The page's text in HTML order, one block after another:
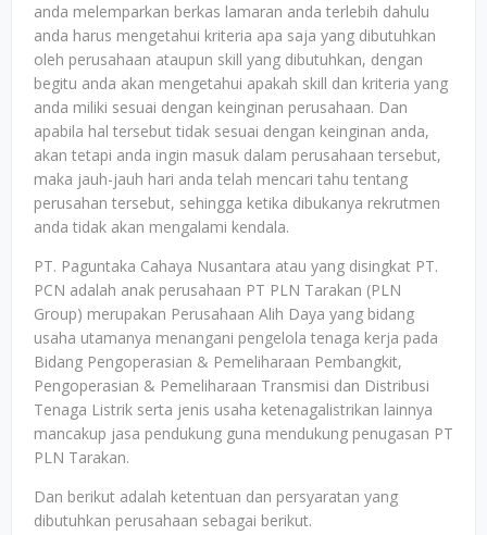
anda melemparkan berkas lamaran anda terlebih dahulu
anda harus mengetahui kriteria apa saja yang dibutuhkan
oleh perusahaan ataupun skill yang dibutuhkan, dengan
begitu anda akan mengetahui apakah skill dan kriteria yang
anda miliki sesuai dengan keinginan perusahaan. Dan
apabila hal tersebut tidak sesuai dengan keinginan anda,
akan tetapi anda ingin masuk dalam perusahaan tersebut,
maka jauh-jauh hari anda telah mencari tahu tentang
perusahan tersebut, sehingga ketika dibukanya rekrutmen
anda tidak akan mengalami kendala.
PT. Paguntaka Cahaya Nusantara atau yang disingkat PT.
PCN adalah anak perusahaan PT PLN Tarakan (PLN
Group) merupakan Perusahaan Alih Daya yang bidang
usaha utamanya menangani pengelola tenaga kerja pada
Bidang Pengoperasian & Pemeliharaan Pembangkit,
Pengoperasian & Pemeliharaan Transmisi dan Distribusi
Tenaga Listrik serta jenis usaha ketenagalistrikan lainnya
mancakup jasa pendukung guna mendukung penugasan PT
PLN Tarakan.
Dan berikut adalah ketentuan dan persyaratan yang
dibutuhkan perusahaan sebagai berikut.